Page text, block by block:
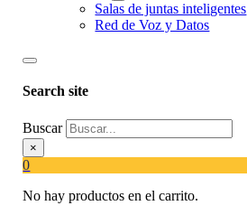
Salas de juntas inteligentes
Red de Voz y Datos
Search site
Buscar
×
0
No hay productos en el carrito.